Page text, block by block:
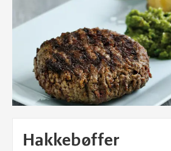
Hakkebøffer